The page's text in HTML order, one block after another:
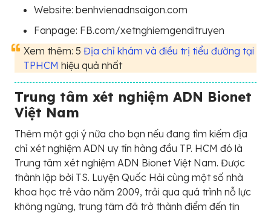
Website: benhvienadnsaigon.com
Fanpage: FB.com/xetnghiemgenditruyen
Xem thêm: 5 Địa chỉ khám và điều trị tiểu đường tại
TPHCM hiệu quả nhất
Trung tâm xét nghiệm ADN Bionet
Việt Nam
Thêm một gợi ý nữa cho bạn nếu đang tìm kiếm địa
chỉ xét nghiệm ADN uy tín hàng đầu TP. HCM đó là
Trung tâm xét nghiệm ADN Bionet Việt Nam. Được
thành lập bởi TS. Luyện Quốc Hải cùng một số nhà
khoa học trẻ vào năm 2009, trải qua quá trình nỗ lực
không ngừng, trung tâm đã trở thành điểm đến tin